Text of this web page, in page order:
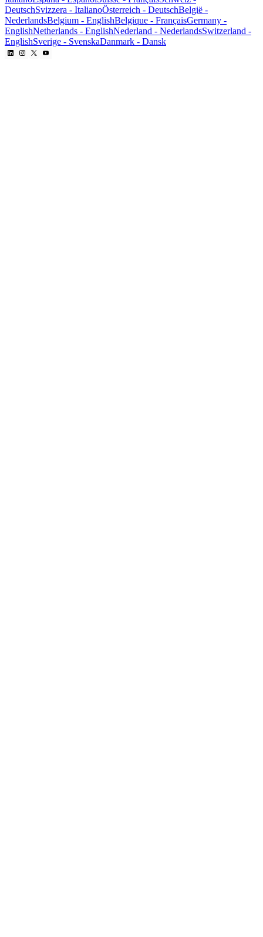
DeutschSvizzera - ItalianoÖsterreich - DeutschBelgië -
NederlandsBelgium - EnglishBelgique - FrançaisGermany -
EnglishNetherlands - EnglishNederland - NederlandsSwitzerland -
EnglishSverige - SvenskaDanmark - Dansk